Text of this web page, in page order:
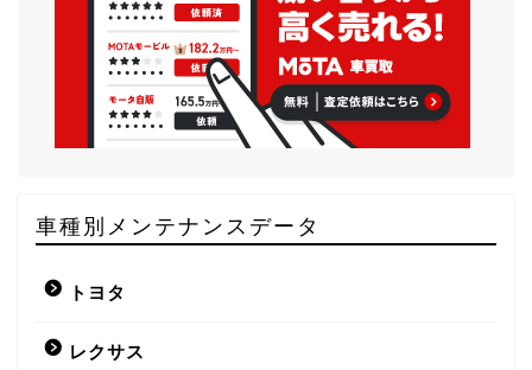
車種別メンテナンスデータ
トヨタ
レクサス